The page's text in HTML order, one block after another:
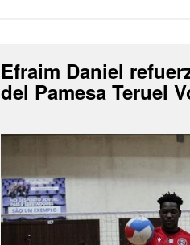
Efraim Daniel
del Pamesa Teruel